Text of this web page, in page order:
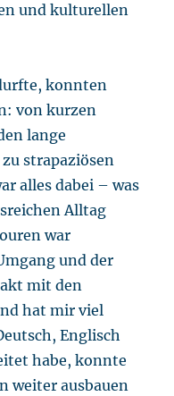
und kulturellen
konnten
von kurzen
lange
strapaziösen
alles dabei – was
Alltag
war
und der
mit den
hat mir viel
Englisch
habe, konnte
weiter ausbauen